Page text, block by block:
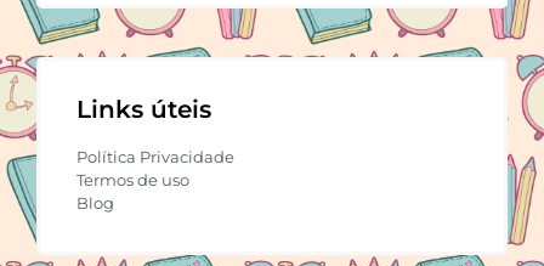
Links úteis
Política Privacidade
Termos de uso
Blog